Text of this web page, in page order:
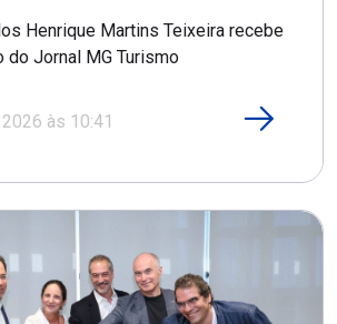
Henrique Martins Teixeira recebe
do Jornal MG Turismo
às 10:41